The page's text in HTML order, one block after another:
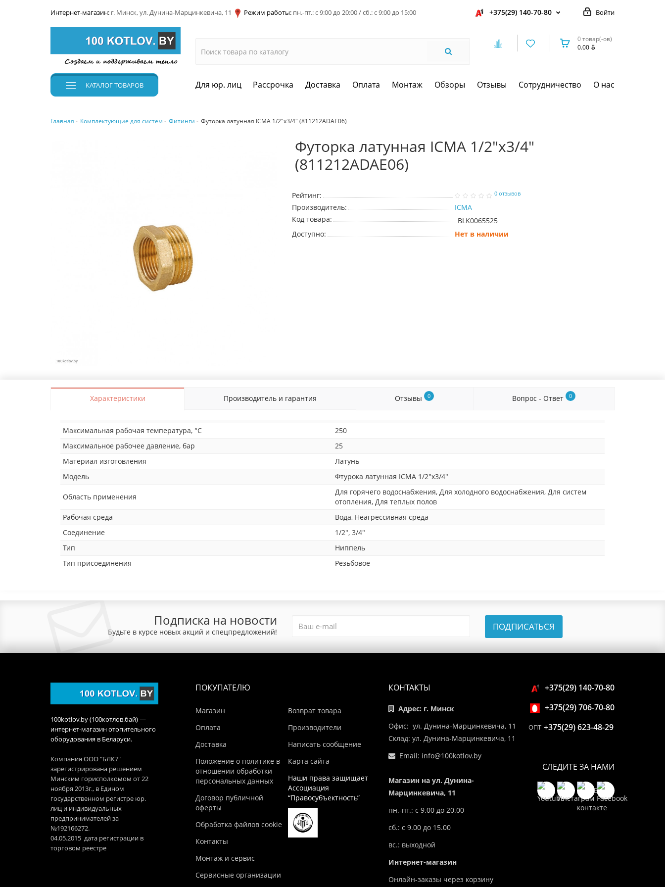
Интернет-магазин: г. Минск, ул. Дунина-Марцинкевича, 11 Режим работы: пн.-пт.: с 9:00 до 20:00 / сб.: с 9:00 до 15:00 Войти
+375(29) 140-70-80
0 товар(-ов)
0.00
КАТАЛОГТОВАРОВ Для юр. лиц Рассрочка Доставка Оплата Монтаж Обзоры Отзывы Сотрудничество О нас
Главная Комплектующие для систем Фитинги Футорка латунная ICMA 1/2"x3/4" (811212ADAE06)
Футорка латунная ICMA 1/2"x3/4"
(811212ADAE06)
Рейтинг: 0 отзывов
Производитель:
ICMA
Код товара:
BLK0065525
Доступно:
Нет в наличии
Характеристики Производитель и гарантия Отзывы 0 Вопрос - Ответ 0
Максимальная рабочая температура, °C
250
Максимальное рабочее давление, бар
25
Материал изготовления
Латунь
Модель
Фтурока латунная ICMA 1/2"x3/4"
Область применения
Для горячего водоснабжения, Для холодного водоснабжения, Для систем
отопления, Для теплых полов
Рабочая среда
Вода, Неагрессивная среда
Соединение
1/2", 3/4"
Тип
Ниппель
Тип присоединения
Резьбовое
Подписка на новости
Будьте в курсе новых акций и спецпредложений! ПОДПИСАТЬСЯ
100kotlov.by (100котлов.бай) —
интернет-магазин отопительного
оборудования в Беларуси.
Компания ООО "БЛК7"
зарегистрирована решением
Минским горисполкомом от 22
ноября 2013г., в Едином
государственном регистре юр.
лиц и индивидуальных
предпринимателей за
№192166272.
04.05.2015 дата регистрации в
торговом реестре
ПОКУПАТЕЛЮ
Магазин
Оплата
Доставка
Положение о политике в
отношении обработки
персональных данных
Договор публичной
оферты
Обработка файлов cookie
Контакты
Монтаж и сервис
Сервисные организации
Возврат товара
Производители
Написать сообщение
Карта сайта
Наши права защищает
Ассоциация
“Правосубъектность”
КОНТАКТЫ
Адрес: г. Минск
Офис: ул. Дунина-Марцинкевича, 11
Склад: ул. Дунина-Марцинкевича, 11
Email: info@100kotlov.by
Магазин на ул. Дунина-
Марцинкевича, 11
пн.-пт.: с 9.00 до 20.00
сб.: с 9.00 до 15.00
вс.: выходной
Интернет-магазин
Онлайн-заказы через корзину
+375(29) 140-70-80
+375(29) 706-70-80
ОПТ +375(29) 623-48-29
СЛЕДИТЕ ЗА НАМИ